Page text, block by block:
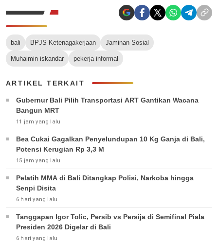
bali BPJS Ketenagakerjaan Jaminan Sosial
Muhaimin iskandar pekerja informal
ARTIKEL TERKAIT
Gubernur Bali Pilih Transportasi ART Gantikan Wacana
Bangun MRT
11 jam yang lalu
Bea Cukai Gagalkan Penyelundupan 10 Kg Ganja di Bali,
Potensi Kerugian Rp 3,3 M
15 jam yang lalu
Pelatih MMA di Bali Ditangkap Polisi, Narkoba hingga
Senpi Disita
6 hari yang lalu
Tanggapan Igor Tolic, Persib vs Persija di Semifinal Piala
Presiden 2026 Digelar di Bali
6 hari yang lalu